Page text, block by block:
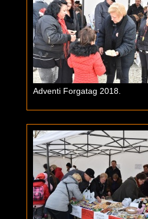
Adventi Forgatag 2018.